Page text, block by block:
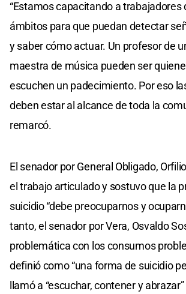
“Estamos capacitando a trabajadores
ámbitos para que puedan detectar
y saber cómo actuar. Un profesor de
maestra de música pueden ser
escuchen un padecimiento. Por eso
deben estar al alcance de toda la
remarcó.
El senador por General Obligado,
el trabajo articulado y sostuvo que la
suicidio “debe preocuparnos y
tanto, el senador por Vera, Osvaldo
problemática con los consumos
definió como “una forma de suicidio
llamó a “escuchar, contener y